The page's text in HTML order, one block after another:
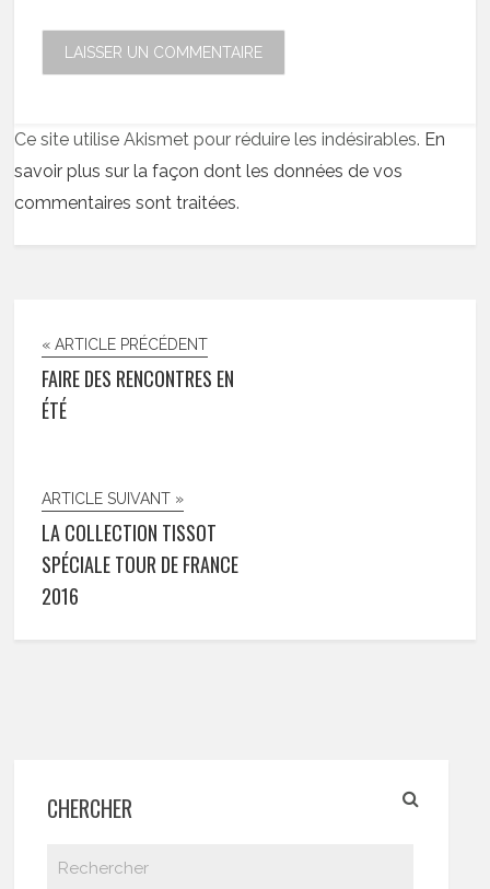
Ce site utilise Akismet pour réduire les indésirables. En
savoir plus sur la façon dont les données de vos
commentaires sont traitées.
« ARTICLE PRÉCÉDENT
FAIRE DES RENCONTRES EN
ÉTÉ
ARTICLE SUIVANT »
LA COLLECTION TISSOT
SPÉCIALE TOUR DE FRANCE
2016
CHERCHER